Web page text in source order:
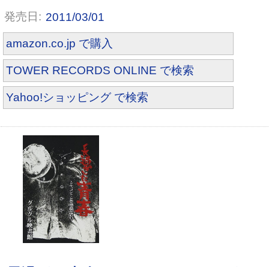
2011/03/01
amazon.co.jp で購入
TOWER RECORDS ONLINE で検索
Yahoo!ショッピング で検索